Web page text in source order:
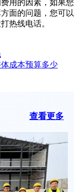
用的因素，如果您
面的问题，您可以
热线电话。
成本预算多少
查看更多